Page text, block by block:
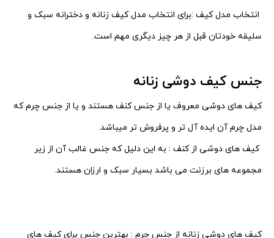
انتخاب مدل کیف :برای انتخاب مدل کیف زنانه و دخترانه سبک و
سلیقه خودتان قبل از هر چیز دیگری مهم است.
جنس کیف دوشی زنانه
کیف های دوشی معروف یا از جنس کنف هستند و یا از جنس چرم که
مدل چرم آن ایده آل تر و پرفروش تر میباشد.
کیف های دوشی از کنف : به این دلیل که جنس غالب آن از زیر
مجموعه های برزنت می باشد بسیار سبک و ارزان هستند.
کیف های دوشی زنانه از جنس چرم : بهترین جنس برای کیف های